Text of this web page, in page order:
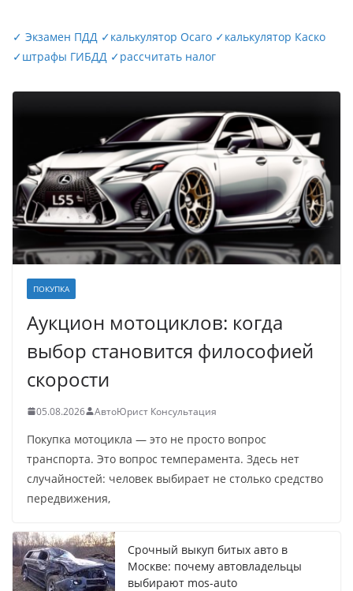
✓ Экзамен ПДД ✓калькулятор Осаго ✓калькулятор Каско
✓штрафы ГИБДД ✓рассчитать налог
ПОКУПКА
Аукцион мотоциклов: когда
выбор становится философией
скорости
05.08.2026 АвтоЮрист Консультация
Покупка мотоцикла — это не просто вопрос
транспорта. Это вопрос темперамента. Здесь нет
случайностей: человек выбирает не столько средство
передвижения,
Срочный выкуп битых авто в
Москве: почему автовладельцы
выбирают mos-auto